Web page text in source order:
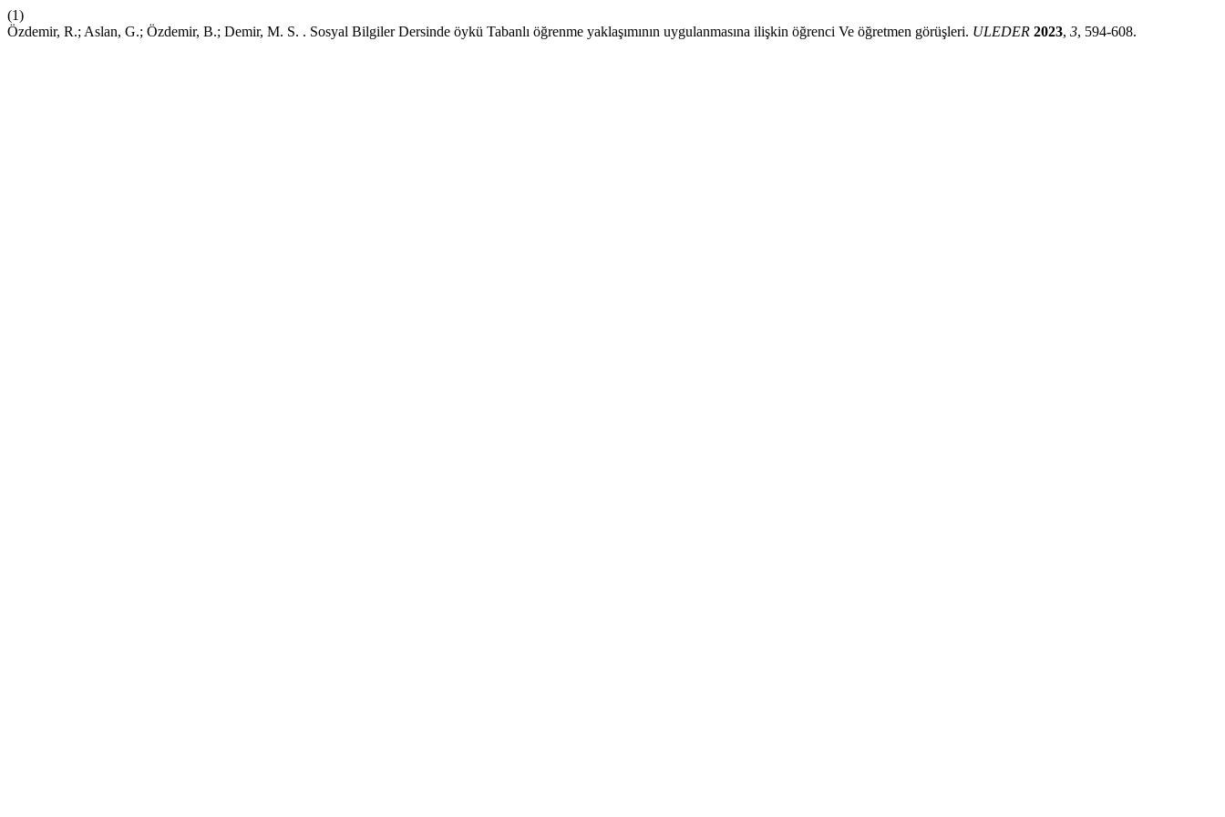
(1)
Özdemir, R.; Aslan, G.; Özdemir, B.; Demir, M. S. . Sosyal Bilgiler Dersinde öykü Tabanlı öğrenme yaklaşımının uygulanmasına ilişkin öğrenci Ve öğretmen görüşleri. ULEDER 2023, 3, 594-608.